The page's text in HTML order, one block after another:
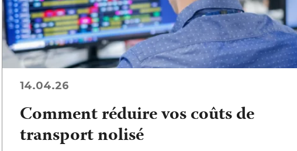
14.04.26
Comment réduire vos coûts de
transport nolisé